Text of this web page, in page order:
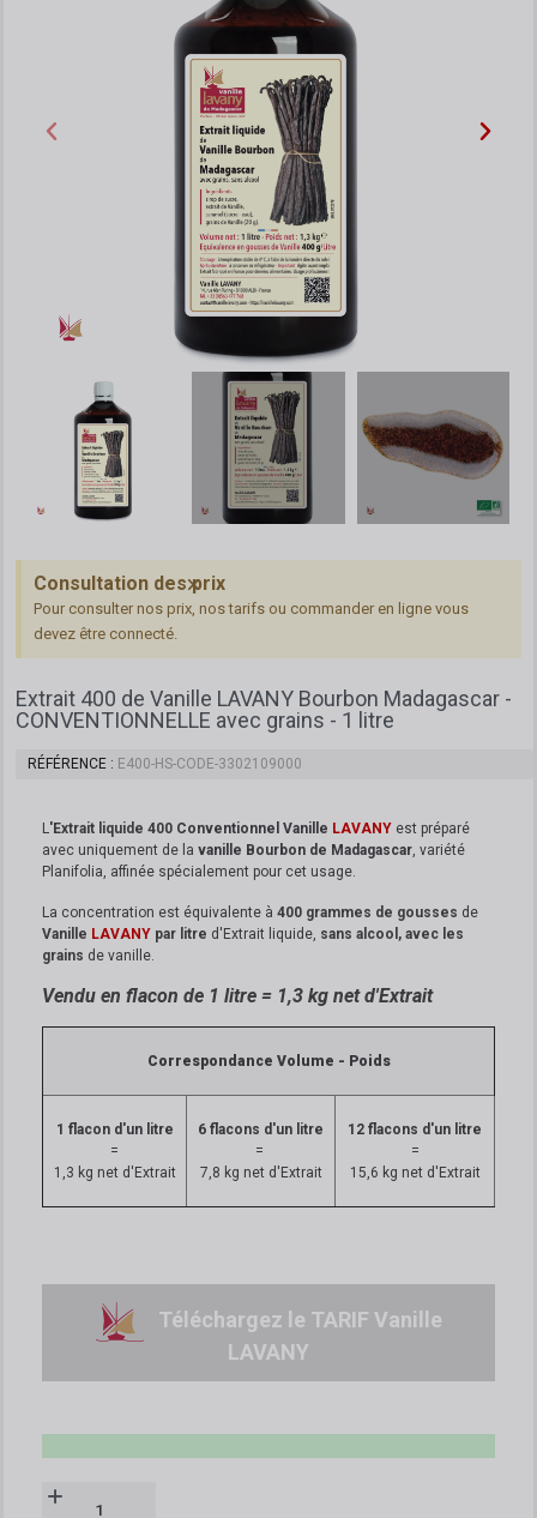
Consultation des prix
Pour consulter nos prix, nos tarifs ou commander en ligne vous
devez être connecté.
Extrait 400 de Vanille LAVANY Bourbon Madagascar -
CONVENTIONNELLE avec grains - 1 litre
RÉFÉRENCE E400-HS-CODE-3302109000
L'Extrait liquide 400 Conventionnel Vanille LAVANY est préparé
avec uniquement de la vanille Bourbon de Madagascar, variété
Planifolia, affinée spécialement pour cet usage.
La concentration est équivalente à 400 grammes de gousses de
Vanille LAVANY par litre d'Extrait liquide, sans alcool, avec les
grains de vanille.
Vendu en flacon de 1 litre = 1,3 kg net d'Extrait
Correspondance Volume - Poids
1 flacon d'un litre
=
1,3 kg net d'Extrait
6 flacons d'un litre
=
7,8 kg net d'Extrait
12 flacons d'un litre
=
15,6 kg net d'Extrait
Téléchargez le TARIF Vanille
LAVANY